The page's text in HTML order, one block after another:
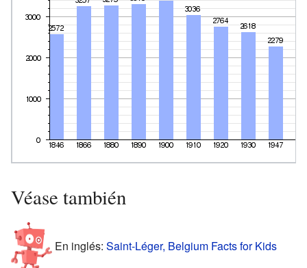
Véase también
En inglés: Saint-Léger, Belgium Facts for Kids